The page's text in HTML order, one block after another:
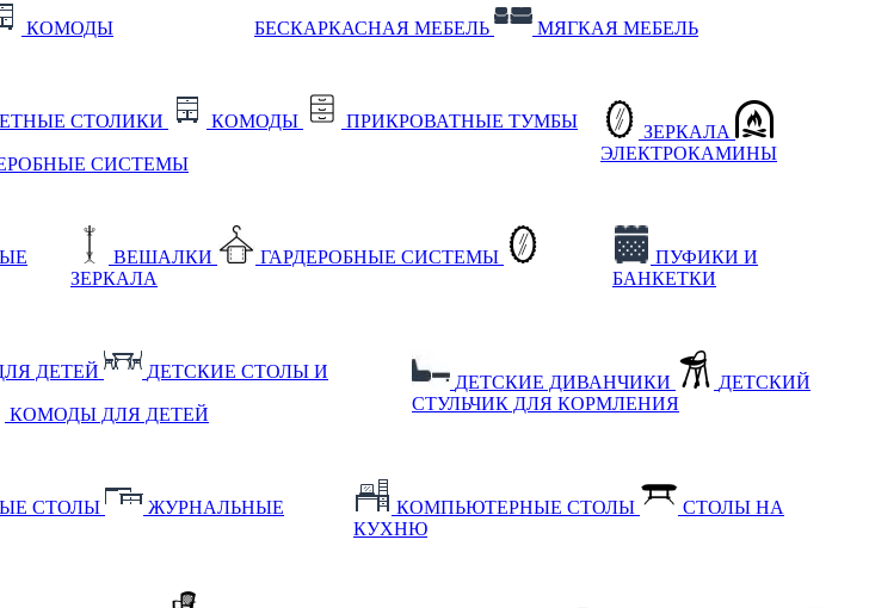
КОМОДЫ БЕСКАРКАСНАЯ МЕБЕЛЬ МЯГКАЯ МЕБЕЛЬ
СТОЛИКИ КОМОДЫ ПРИКРОВАТНЫЕ ТУМБЫ
СИСТЕМЫ
ЗЕРКАЛА
ЭЛЕКТРОКАМИНЫ
ВЕШАЛКИ
ГАРДЕРОБНЫЕ СИСТЕМЫ
ЗЕРКАЛА
ПУФИКИ И
БАНКЕТКИ
ДЕТЕЙ ДЕТСКИЕ СТОЛЫ И
КОМОДЫ ДЛЯ ДЕТЕЙ
ДЕТСКИЕ ДИВАНЧИКИ
ДЕТСКИЙ
СТУЛЬЧИК ДЛЯ КОРМЛЕНИЯ
СТОЛЫ
ЖУРНАЛЬНЫЕ
КОМПЬЮТЕРНЫЕ СТОЛЫ
СТОЛЫ НА
КУХНЮ